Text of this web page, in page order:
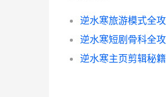
逆水寒旅游模式全
逆水寒主页剪辑秘